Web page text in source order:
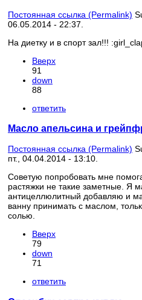
Постоянная ссылка (Permalink)
06.05.2014 - 22:37.
На диетку и в спорт зал!!!
Вверх
91
down
88
ответить
Масло апельсина и
Постоянная ссылка (Permalink)
пт., 04.04.2014 - 13:10.
Советую попробовать мне
растяжки не такие заметные. Я
антицеллюлитный добавляю и
ванну принимать с маслом,
солью.
Вверх
79
down
71
ответить